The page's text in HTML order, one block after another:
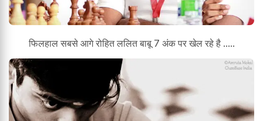
फिलहाल सबसे आगे रोहित ललित बाबू 7 अंक पर खेल रहे है .....